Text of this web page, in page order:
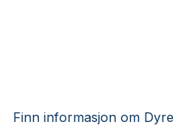
Finn informasjon om